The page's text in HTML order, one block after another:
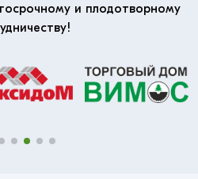
и плодотворному